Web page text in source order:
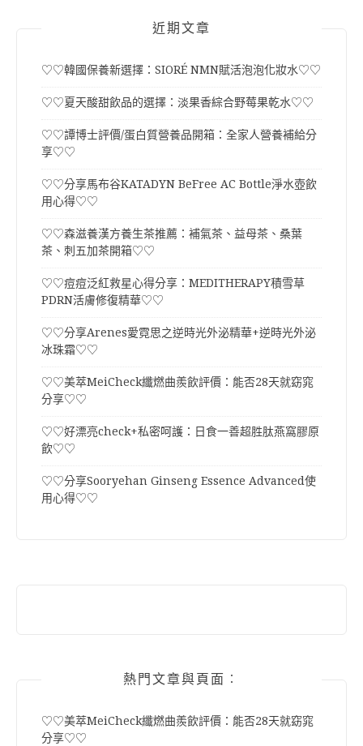
近期文章
♡♡韓國保養新選擇：SIORÉ NMN賦活泡泡化妝水♡♡
♡♡夏天酸甜飲品的選擇：淡果香綜合野莓果乾水♡♡
♡♡譚博士評價/蛋白質營養品開箱：全家人營養補給分
享♡♡
♡♡分享馬布谷KATADYN BeFree AC Bottle淨水壺飲
用心得♡♡
♡♡森滋養漢方養生茶推薦：補氣茶、益母茶、桑葉
茶、刺五加茶開箱♡♡
♡♡痘痘泛紅救星心得分享：MEDITHERAPY積雪草
PDRN活膚修復精華♡♡
♡♡分享Arenes愛霓思之逆時光外泌精華+逆時光外泌
冰珠霜♡♡
♡♡美萃MeiCheck纖燃曲羨飲評價：能否28天就窈窕
分享♡♡
♡♡好漂亮check+私密呵護：日食一善超胜肽燕窩膠原
飲♡♡
♡♡分享Sooryehan Ginseng Essence Advanced使
用心得♡♡
熱門文章與頁面︰
♡♡美萃MeiCheck纖燃曲羨飲評價：能否28天就窈窕
分享♡♡